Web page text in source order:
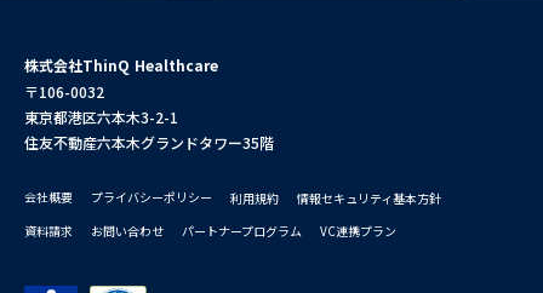
株式会社ThinQ Healthcare
〒106-0032
東京都港区六本木3-2-1
住友不動産六本木グランドタワー35階
会社概要 プライバシーポリシー 利用規約
情報セキュリティ基本方針
資料請求
お問い合わせ パートナープログラム VC連携プラン